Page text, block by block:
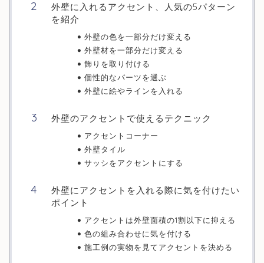
外壁に入れるアクセント、人気の5パターン
を紹介
外壁の色を一部分だけ変える
外壁材を一部分だけ変える
飾りを取り付ける
個性的なパーツを選ぶ
外壁に絵やラインを入れる
外壁のアクセントで使えるテクニック
アクセントコーナー
外壁タイル
サッシをアクセントにする
外壁にアクセントを入れる際に気を付けたい
ポイント
アクセントは外壁面積の1割以下に抑える
色の組み合わせに気を付ける
施工例の実物を見てアクセントを決める